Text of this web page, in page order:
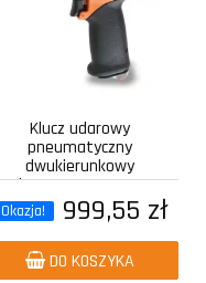
Klucz udarowy
pneumatyczny
dwukierunkowy
kompozytowy z...
Okazja! 999,55 zł
DO KOSZYKA